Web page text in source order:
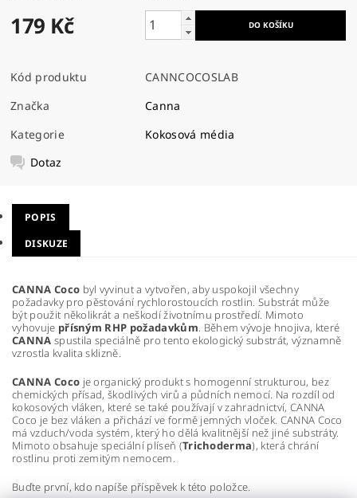
179 Kč
Kód produktu
CANNCOCOSLAB
Značka
Canna
Kategorie
Kokosová média
Dotaz
POPIS
DISKUZE
CANNA Coco byl vyvinut a vytvořen, aby uspokojil všechny
požadavky pro pěstování rychlorostoucích rostlin. Substrát může
být použit několikrát a neškodí životnímu prostředí. Mimoto
vyhovuje přísným RHP požadavkům. Během vývoje hnojiva, které
CANNA spustila speciálně pro tento ekologický substrát, významně
vzrostla kvalita sklizně.
CANNA Coco je organický produkt s homogenní strukturou, bez
chemických přísad, škodlivých virů a půdních nemocí. Na rozdíl od
kokosových vláken, které se také používají v zahradnictví, CANNA
Coco je bez vláken a přichází ve formě jemných vloček. CANNA Coco
má vzduch/voda systém, který ho dělá kvalitnější než jiné substráty.
Mimoto obsahuje speciální plíseň (Trichoderma), která chrání
rostlinu proti zemitým nemocem.
Buďte první, kdo napíše příspěvek k této položce.